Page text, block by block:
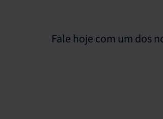
Fale hoje com um dos